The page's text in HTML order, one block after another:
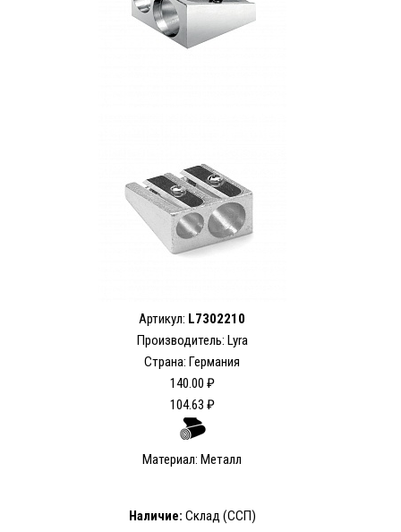
Артикул: L7302210
Производитель: Lyra
Страна: Германия
140.00 ₽
104.63 ₽
Материал: Металл
Наличие: Склад (ССП)